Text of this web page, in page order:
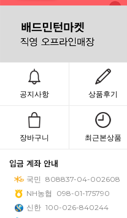
공지사항 상품후기
장바구니 최근본상품
입금 계좌 안내
국민 808837-04-002608
NH농협
098-01-175790
신한 100-026-840244